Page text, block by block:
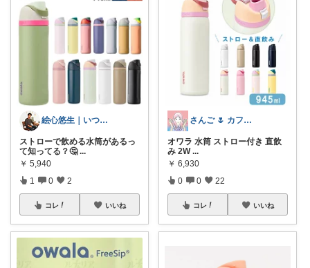
絵心悠生｜いつも購入ありがとう🙏
ストローで飲める水筒があるっ
て知ってる？🤔 ...
￥ 5,940
1 0 2
コレ いいね
さんご 🌷 カフェ好きのおうち充実🌷
オワラ 水筒 ストロー付き 直飲
み 2W ...
￥ 6,930
0 0 22
コレ いいね